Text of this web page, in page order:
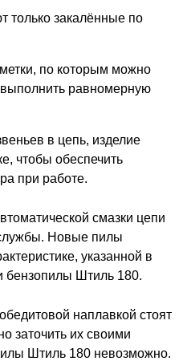
только закалённые по
по которым можно
выполнить равномерную
в цепь, изделие
чтобы обеспечить
при работе.
смазки цепи
Новые пилы
указанной в
бензопилы Штиль 180.
наплавкой стоят
заточить их своими
Штиль 180 невозможно.